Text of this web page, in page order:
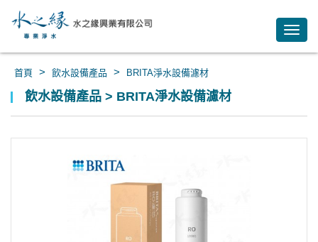
首頁 > 飲水設備產品 > BRITA淨水設備濾材
飲水設備產品 > BRITA淨水設備濾材